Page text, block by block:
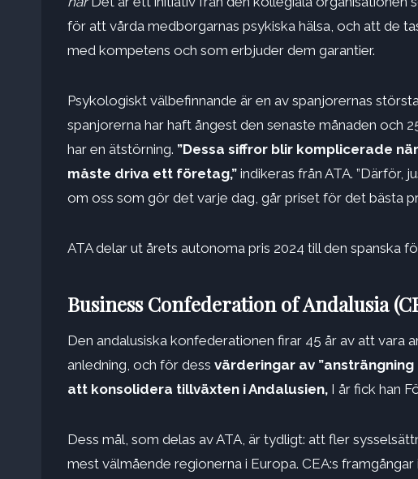
för att vårda medborgarnas psykiska hälsa, och att de
med kompetens och som erbjuder dem garantier.
Psykologiskt välbefinnande är en av spanjorernas
spanjorerna har haft ångest den senaste månaden och
har en ätstörning. ”Dessa siffror blir komplicerade
måste driva ett företag,” indikeras från ATA. ”Därför,
om oss som gör det varje dag, går priset för det bästa
ATA delar ut årets autonoma pris 2024 till den spanska
Business Confederation of Andalusia
Den andalusiska konfederationen firar 45 år av att vara
anledning, och för dess värderingar av
att konsolidera tillväxten i Andalusien, I år fick han
Dess mål, som delas av ATA, är tydligt: ​​att fler
mest välmående regionerna i Europa. CEA:s